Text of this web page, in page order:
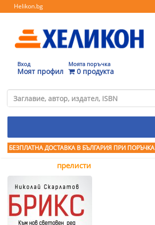
Helikon.bg
Вход
Моят профил
Моята поръчка
0 продукта
БЕЗПЛАТНА ДОСТАВКА В БЪЛГАРИЯ ПРИ ПОРЪЧКА
прелисти